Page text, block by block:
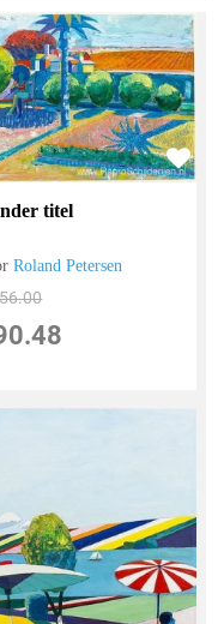
titel
Roland Petersen